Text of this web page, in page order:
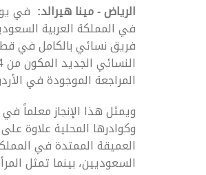
الرياض - مينا هيرالد: في يوم
فريق نسائي بالكامل في
المراجعة الموجودة في
ويمثل هذا الإنجاز معلماً
وكوادرها المحلية علاوة
السعوديين، بينما تمثل المرأة 20% من الأيدي العاملة بالشركة (من بينهن 16% من